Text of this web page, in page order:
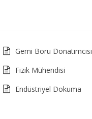
Gemi Boru Donatımcısı
Fizik Mühendisi
Endüstriyel Dokuma